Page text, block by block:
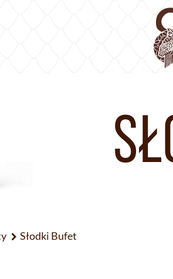
Słodki Bufet